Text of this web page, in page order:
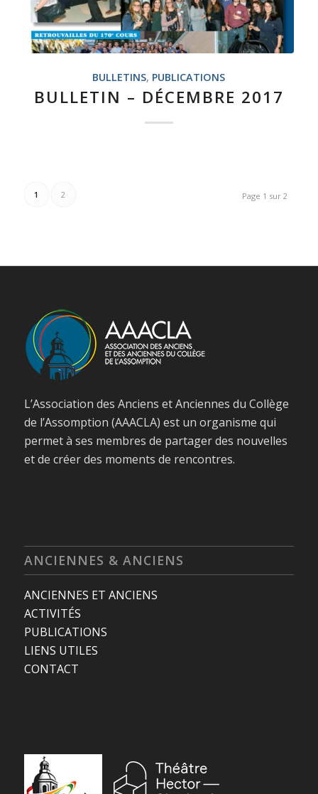
BULLETINS, PUBLICATIONS
BULLETIN – DÉCEMBRE 2017
Page 1 sur 2
1 2
L’Association des Anciens et Anciennes du Collège
de l’Assomption (AAACLA) est un organisme qui
permet à ses membres de partager des nouvelles
et de créer des moments de rencontres.
ANCIENNES & ANCIENS
ANCIENNES ET ANCIENS
ACTIVITÉS
PUBLICATIONS
LIENS UTILES
CONTACT